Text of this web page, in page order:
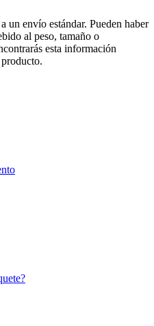
un envío estándar. Pueden haber
al peso, tamaño o
esta información